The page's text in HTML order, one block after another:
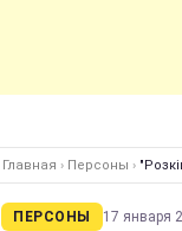
Главная › Персоны ›
ПЕРСОНЫ 17 января